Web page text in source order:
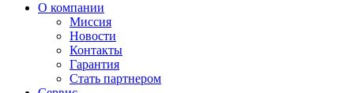
О компании
Миссия
Новости
Контакты
Гарантия
Стать партнером